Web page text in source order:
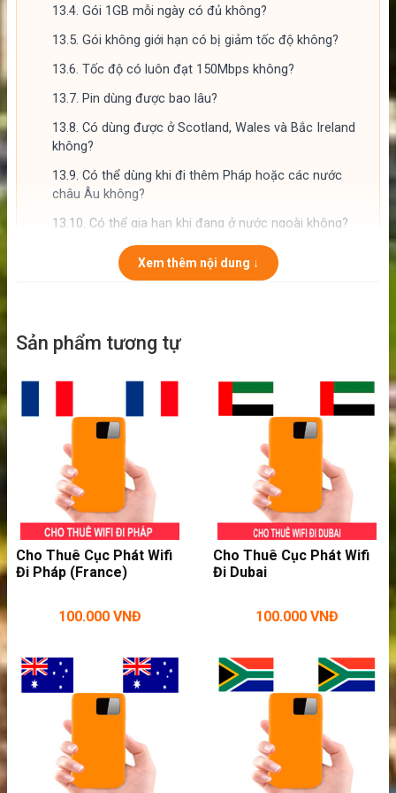
13.4. Gói 1GB mỗi ngày có đủ không?
13.5. Gói không giới hạn có bị giảm tốc độ không?
13.6. Tốc độ có luôn đạt 150Mbps không?
13.7. Pin dùng được bao lâu?
13.8. Có dùng được ở Scotland, Wales và Bắc Ireland
không?
13.9. Có thể dùng khi đi thêm Pháp hoặc các nước
châu Âu không?
13.10. Có thể gia hạn khi đang ở nước ngoài không?
Có cần bật chuyển vùng dữ liệu trên điện thoại
13.13.
13.14.
Làm mất hoặc hỏng thiết bị xử lý thế nào?
Thuê WiFi Đi Anh 4G – Kết Nối Nhiều
Thiết Bị Trong Suốt Chuyến Đi
Xem thêm nội dung ↓
Sản phẩm tương tự
Cho Thuê Cục Phát Wifi
Đi Pháp (France)
100.000 VNĐ
Cho Thuê Cục Phát Wifi
Đi Dubai
100.000 VNĐ